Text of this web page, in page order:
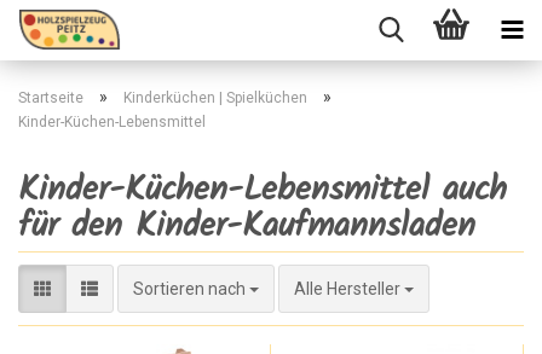
Startseite » Kinderküchen | Spielküchen »
Kinder-Küchen-Lebensmittel
Kinder-Küchen-Lebensmittel auch
für den Kinder-Kaufmannsladen
Sortieren nach
Sortieren nach Alle Hersteller